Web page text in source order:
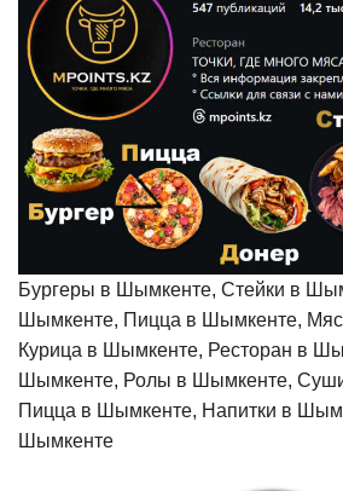
Бургеры в Шымкенте, Стейки в
Шымкенте, Пицца в Шымкенте,
Курица в Шымкенте, Ресторан в
Шымкенте, Ролы в Шымкенте,
Пицца в Шымкенте, Напитки в
Шымкенте